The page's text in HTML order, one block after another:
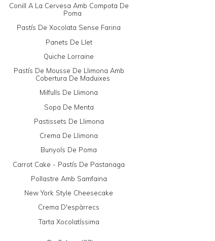
Conill A La Cervesa Amb Compota De
Poma
Pastís De Xocolata Sense Farina
Panets De Llet
Quiche Lorraine
Pastís De Mousse De Llimona Amb
Cobertura De Maduixes
Milfulls De Llimona
Sopa De Menta
Pastissets De Llimona
Crema De Llimona
Bunyols De Poma
Carrot Cake - Pastís De Pastanaga
Pollastre Amb Samfaina
New York Style Cheesecake
Crema D'espàrrecs
Tarta Xocolatíssima